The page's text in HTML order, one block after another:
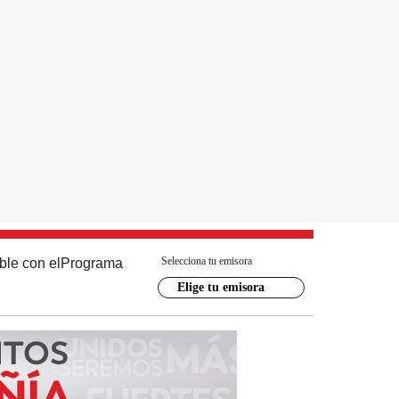
con el Programa Selecciona tu emisora
Elige tu emisora